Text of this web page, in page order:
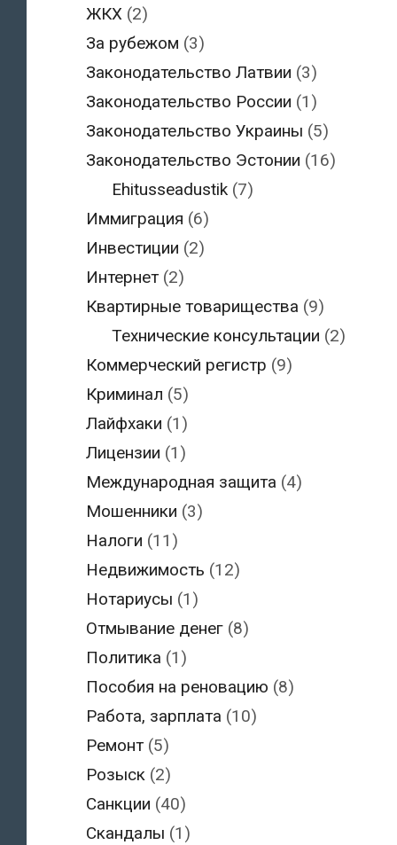
ЖКХ (2)
За рубежом (3)
Законодательство Латвии (3)
Законодательство России (1)
Законодательство Украины (5)
Законодательство Эстонии (16)
Ehitusseadustik(7)
Иммиграция (6)
Инвестиции (2)
Интернет (2)
Квартирные товарищества (9)
Технические консультации (2)
Коммерческий регистр (9)
Криминал (5)
Лайфхаки (1)
Лицензии (1)
Международная защита (4)
Мошенники (3)
Налоги (11)
Недвижимость (12)
Нотариусы (1)
Отмывание денег (8)
Политика (1)
Пособия на реновацию (8)
Работа, зарплата (10)
Ремонт (5)
Розыск (2)
Санкции (40)
Скандалы (1)